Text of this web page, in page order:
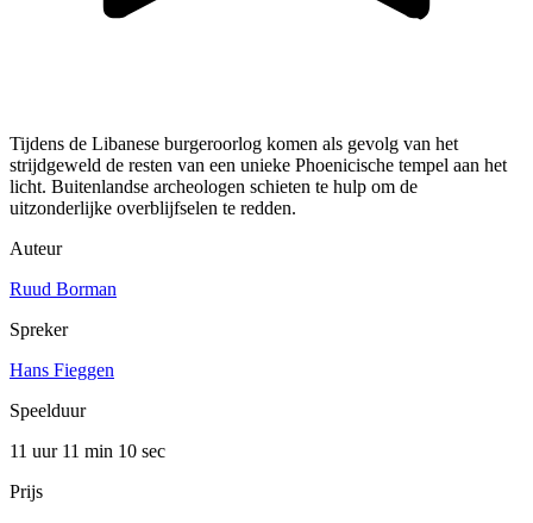
Tijdens de Libanese burgeroorlog komen als gevolg van het
strijdgeweld de resten van een unieke Phoenicische tempel aan het
licht. Buitenlandse archeologen schieten te hulp om de
uitzonderlijke overblijfselen te redden.
Auteur
Ruud Borman
Spreker
Hans Fieggen
Speelduur
11 uur 11 min 10 sec
Prijs